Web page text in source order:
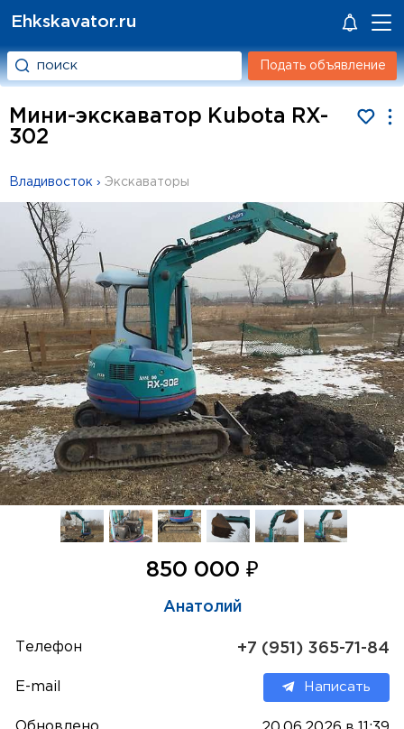
Ehkskavator.ru
Подать объявление
Мини-экскаватор Kubota RX-
302
Владивосток › Экскаваторы
850 000 ₽
Анатолий
Телефон +7 (951) 365-71-84
E-mail Написать